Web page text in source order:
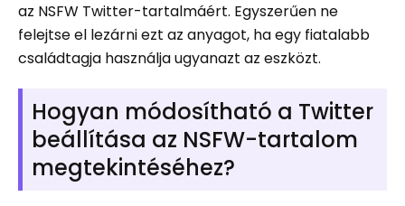
az NSFW Twitter-tartalmáért. Egyszerűen ne
felejtse el lezárni ezt az anyagot, ha egy fiatalabb
családtagja használja ugyanazt az eszközt.
Hogyan módosítható a Twitter
beállítása az NSFW-tartalom
megtekintéséhez?